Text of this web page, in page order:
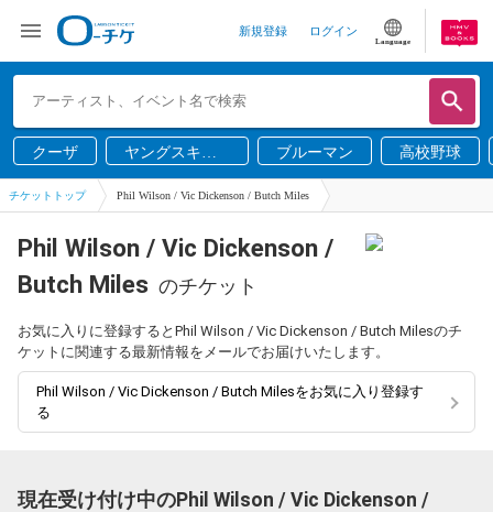
新規登録 ログイン
Language
クーザ
ヤングスキニ
ー
ブルーマン 高校野球
チケットトップ Phil Wilson / Vic Dickenson / Butch Miles
Phil Wilson / Vic Dickenson /
Butch Miles のチケット
お気に入りに登録するとPhil Wilson / Vic Dickenson / Butch Milesのチ
ケットに関連する最新情報をメールでお届けいたします。
Phil Wilson / Vic Dickenson / Butch Milesをお気に入り登録す
る
現在受け付け中のPhil Wilson / Vic Dickenson /